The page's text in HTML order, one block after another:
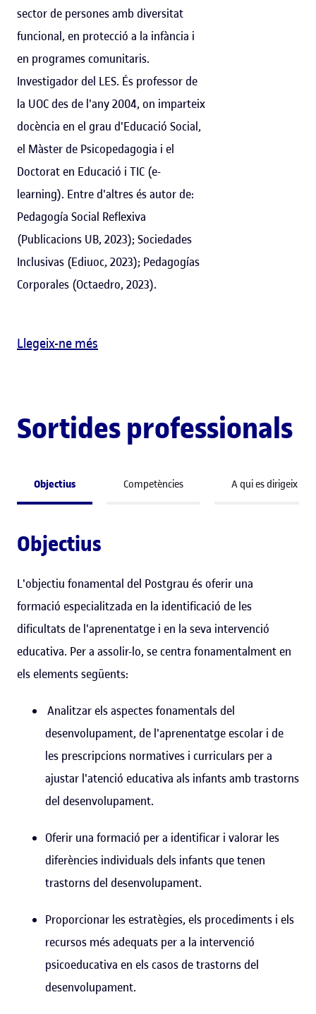
sector de persones amb diversitat
funcional, en protecció a la infància i
en programes comunitaris.
Investigador del LES. És professor de
la UOC des de l'any 2004, on imparteix
docència en el grau d'Educació Social,
el Màster de Psicopedagogia i el
Doctorat en Educació i TIC (e-
learning). Entre d'altres és autor de:
Pedagogía Social Reflexiva
(Publicacions UB, 2023); Sociedades
Inclusivas (Ediuoc, 2023); Pedagogías
Corporales (Octaedro, 2023).
Llegeix-ne més
Sortides professionals
Objectius Competències A qui es dirigeix
Objectius
L'objectiu fonamental del Postgrau és oferir una
formació especialitzada en la identificació de les
dificultats de l'aprenentatge i en la seva intervenció
educativa. Per a assolir-lo, se centra fonamentalment en
els elements següents:
Analitzar els aspectes fonamentals del
desenvolupament, de l'aprenentatge escolar i de
les prescripcions normatives i curriculars per a
ajustar l'atenció educativa als infants amb trastorns
del desenvolupament.
Oferir una formació per a identificar i valorar les
diferències individuals dels infants que tenen
trastorns del desenvolupament.
Proporcionar les estratègies, els procediments i els
recursos més adequats per a la intervenció
psicoeducativa en els casos de trastorns del
desenvolupament.